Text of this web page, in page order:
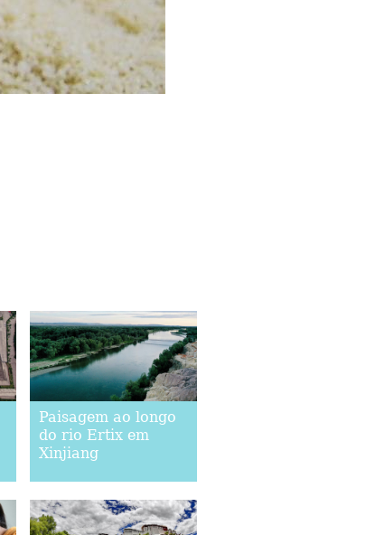
Paisagem ao longo
do rio Ertix em
Xinjiang